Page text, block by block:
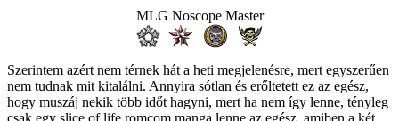
MLG Noscope Master
Szerintem azért nem térnek hát a heti megjelenésre, mert egyszerűen
nem tudnak mit kitalálni. Annyira sótlan és erőltetett ez az egész,
hogy muszáj nekik több időt hagyni, mert ha nem így lenne, tényleg
csak egy slice of life romcom manga lenne az egész, amiben a két